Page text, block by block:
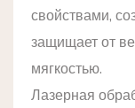
свойствами,
защищает от
мягкостью.
Лазерная